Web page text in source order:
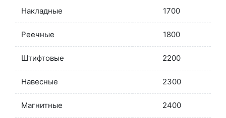
Накладные 1700
Реечные 1800
Штифтовые 2200
Навесные 2300
Магнитные 2400